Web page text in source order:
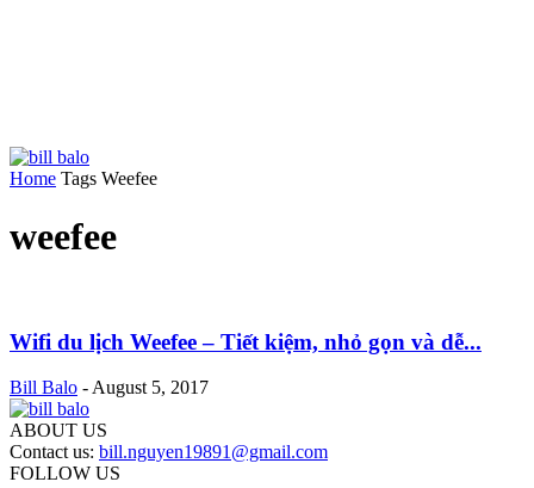
Home Tags Weefee
weefee
Wifi du lịch Weefee – Tiết kiệm, nhỏ gọn và dễ...
Bill Balo - August 5, 2017
ABOUT US
Contact us: bill.nguyen19891@gmail.com
FOLLOW US